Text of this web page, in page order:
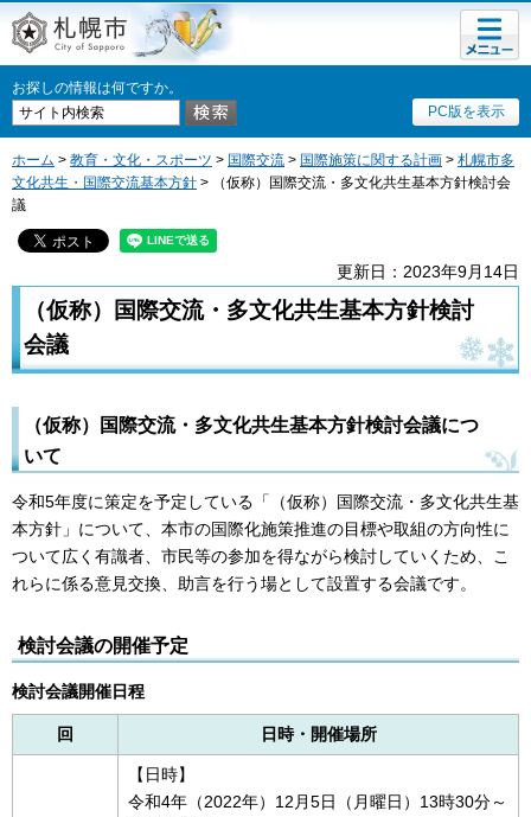
札幌市
お探しの情報は何ですか。
PC版を表示
メニュ
ー
ホーム > 教育・文化・スポーツ > 国際交流 > 国際施策に関する計画 > 札幌市多
文化共生・国際交流基本方針 > （仮称）国際交流・多文化共生基本方針検討会
議
更新日：2023年9月14日
（仮称）国際交流・多文化共生基本方針検討
会議
（仮称）国際交流・多文化共生基本方針検討会議につ
いて
令和5年度に策定を予定している「（仮称）国際交流・多文化共生基
本方針」について、本市の国際化施策推進の目標や取組の方向性に
ついて広く有識者、市民等の参加を得ながら検討していくため、こ
れらに係る意見交換、助言を行う場として設置する会議です。
検討会議の開催予定
検討会議開催日程
回 日時・開催場所
【日時】
令和4年（2022年）12月5日（月曜日）13時30分～